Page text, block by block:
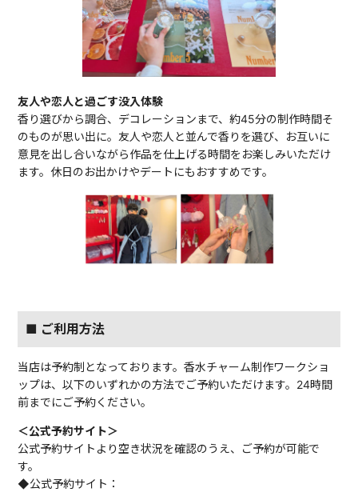
友人や恋人と過ごす没入体験
香り選びから調合、デコレーションまで、約45分の制作時間そ
のものが思い出に。友人や恋人と並んで香りを選び、お互いに
意見を出し合いながら作品を仕上げる時間をお楽しみいただけ
ます。休日のお出かけやデートにもおすすめです。
■ ご利用方法
当店は予約制となっております。香水チャーム制作ワークショ
ップは、以下のいずれかの方法でご予約いただけます。24時間
前までにご予約ください。
＜公式予約サイト＞
公式予約サイトより空き状況を確認のうえ、ご予約が可能で
す。
◆公式予約サイト：